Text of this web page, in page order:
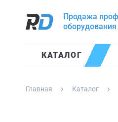
Продажа
КАТАЛОГ
Главная Каталог